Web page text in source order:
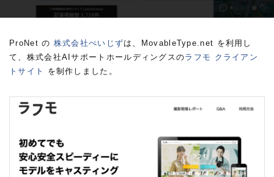
ProNet の 株式会社ぺいじずは、MovableType.net を利用し
て、株式会社AIサポートホールディングスのラフモ クライアン
トサイト
を制作しました。